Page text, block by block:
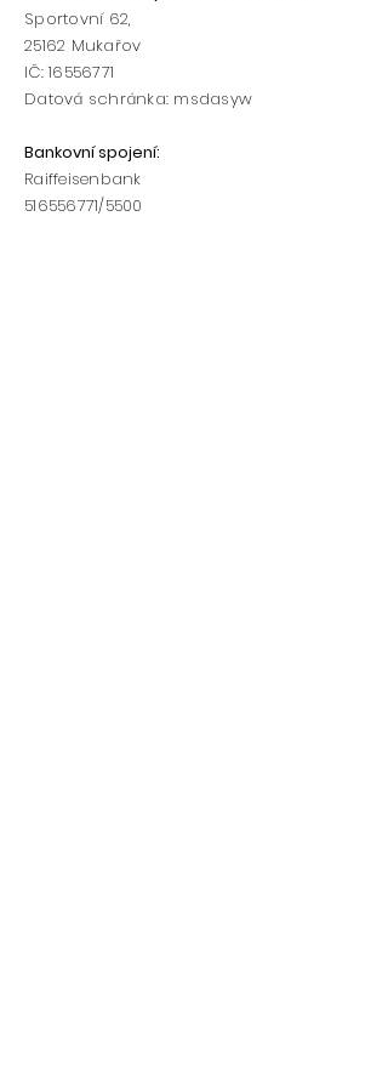
Sportovní 62,
25162 Mukařov
IČ:16556771
Datová schránka: msdasyw
Bankovní spojení:
Raiffeisenbank
516556771/5500​​